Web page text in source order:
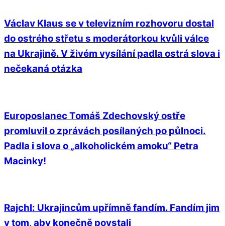
Václav Klaus se v televizním rozhovoru dostal
do ostrého střetu s moderátorkou kvůli válce
na Ukrajině. V živém vysílání padla ostrá slova i
nečekaná otázka
Europoslanec Tomáš Zdechovský ostře
promluvil o zprávách posílaných po půlnoci.
Padla i slova o „alkoholickém amoku“ Petra
Macinky!
Rajchl: Ukrajincům upřímně fandím. Fandím jim
v tom, aby konečně povstali